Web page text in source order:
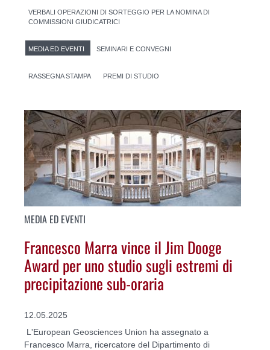
VERBALI OPERAZIONI DI SORTEGGIO PER LA NOMINA DI
COMMISSIONI GIUDICATRICI
MEDIA ED EVENTI SEMINARI E CONVEGNI
RASSEGNA STAMPA PREMI DI STUDIO
MEDIA ED EVENTI
Francesco Marra vince il Jim Dooge
Award per uno studio sugli estremi di
precipitazione sub-oraria
12.05.2025
L'European Geosciences Union ha assegnato a
Francesco Marra, ricercatore del Dipartimento di